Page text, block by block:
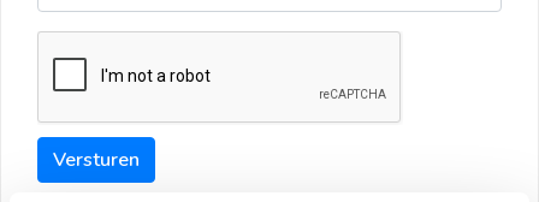
Versturen